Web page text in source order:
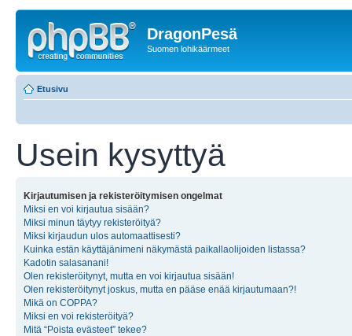
DragonPesä
Suomen lohikäärmeet
Etusivu
Usein kysyttyä
Kirjautumisen ja rekisteröitymisen ongelmat
Miksi en voi kirjautua sisään?
Miksi minun täytyy rekisteröityä?
Miksi kirjaudun ulos automaattisesti?
Kuinka estän käyttäjänimeni näkymästä paikallaolijoiden listassa?
Kadotin salasanani!
Olen rekisteröitynyt, mutta en voi kirjautua sisään!
Olen rekisteröitynyt joskus, mutta en pääse enää kirjautumaan?!
Mikä on COPPA?
Miksi en voi rekisteröityä?
Mitä “Poista evästeet” tekee?